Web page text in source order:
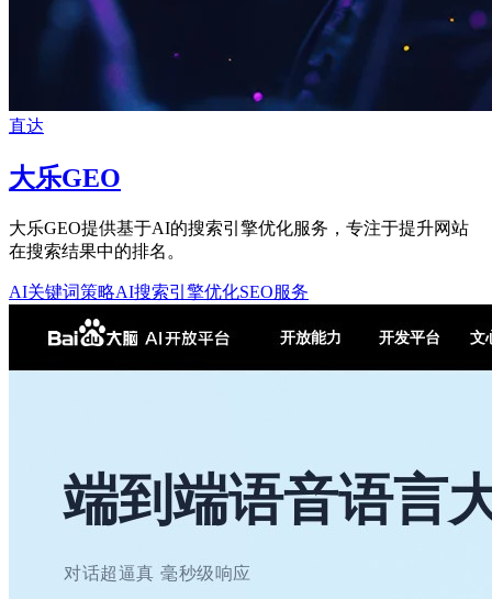
直达
大乐GEO
大乐GEO提供基于AI的搜索引擎优化服务，专注于提升网站
在搜索结果中的排名。
AI关键词策略AI搜索引擎优化SEO服务